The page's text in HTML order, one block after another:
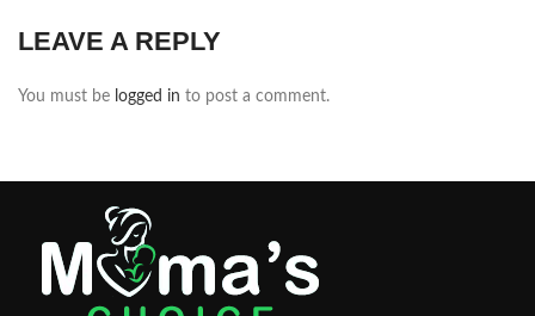
LEAVE A REPLY
You must be logged in to post a comment.